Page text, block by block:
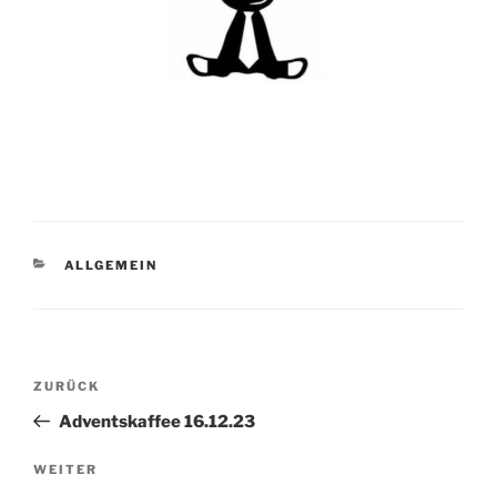
KATEGORIEN
ALLGEMEIN
Beitragsnavigation
Vorheriger
Beitrag
ZURÜCK
Adventskaffee 16.12.23
Nächster
WEITER